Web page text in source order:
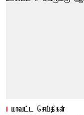
மாவட்ட செய்திகள்